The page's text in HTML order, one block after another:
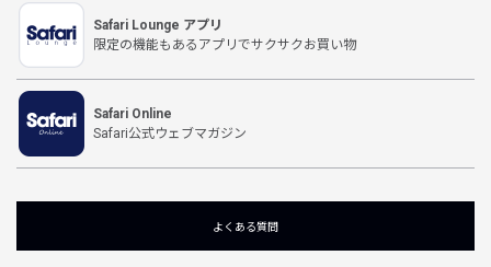
Safari Lounge アプリ
限定の機能もあるアプリでサクサクお買い物
Safari Online
Safari公式ウェブマガジン
よくある質問